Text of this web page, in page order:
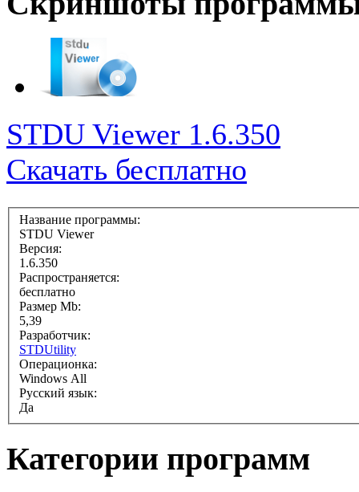
STDU Viewer 1.6.350
Скачать бесплатно
Название программы:
STDU Viewer
Версия:
1.6.350
Распространяется:
бесплатно
Размер Mb:
5,39
Разработчик:
STDUtility
Операционка:
Windows All
Русский язык:
Да
Категории программ